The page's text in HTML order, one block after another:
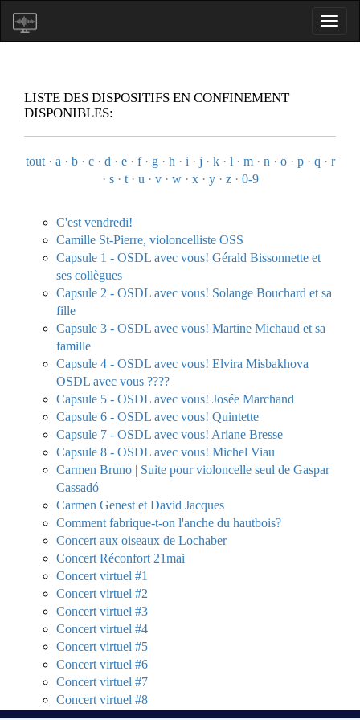
LISTE DES DISPOSITIFS EN CONFINEMENT
DISPONIBLES:
tout· a · b· c· d · e· f· g· h · i · j · k· l · m· n · o· p· q · r
· s· t· u · v· w· x· y· z· 0-9
C'est vendredi!
Camille St-Pierre, violoncelliste OSS
Capsule 1 - OSDL avec vous! Gérald Bissonnette et
ses collègues
Capsule 2 - OSDL avec vous! Solange Bouchard et sa
fille
Capsule 3 - OSDL avec vous! Martine Michaud et sa
famille
Capsule 4 - OSDL avec vous! Elvira Misbakhova
OSDL avec vous ????
Capsule 5 - OSDL avec vous! Josée Marchand
Capsule 6 - OSDL avec vous! Quintette
Capsule 7 - OSDL avec vous! Ariane Bresse
Capsule 8 - OSDL avec vous! Michel Viau
Carmen Bruno | Suite pour violoncelle seul de Gaspar
Cassadó
Carmen Genest et David Jacques
Comment fabrique-t-on l'anche du hautbois?
Concert aux oiseaux de Lochaber
Concert Réconfort 21mai
Concert virtuel #1
Concert virtuel #2
Concert virtuel #3
Concert virtuel #4
Concert virtuel #5
Concert virtuel #6
Concert virtuel #7
Concert virtuel #8
Concertmasters Andrew Wan (OSM) & Jonathan